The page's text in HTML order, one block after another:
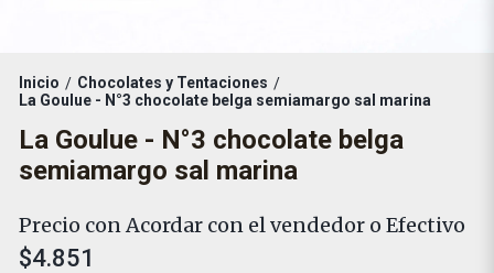
Inicio / Chocolates y Tentaciones /
La Goulue - N°3 chocolate belga semiamargo sal marina
La Goulue - N°3 chocolate belga
semiamargo sal marina
Precio con Acordar con el vendedor o Efectivo
$4.851